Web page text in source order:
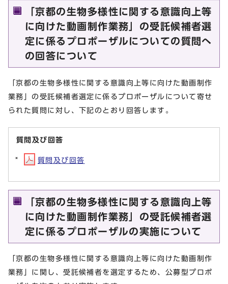
「京都の生物多様性に関する意識向上等
に向けた動画制作業務」の受託候補者選
定に係るプロポーザルについての質問へ
の回答について
「京都の生物多様性に関する意識向上等に向けた動画制作
業務」の受託候補者選定に係るプロポーザルについて寄せ
られた質問に対し、下記のとおり回答します。
質問及び回答
質問及び回答
「京都の生物多様性に関する意識向上等
に向けた動画制作業務」の受託候補者選
定に係るプロポーザルの実施について
「京都の生物多様性に関する意識向上等に向けた動画制作
業務」に関し、受託候補者を選定するため、公募型プロポ